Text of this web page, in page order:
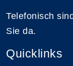
Telefonisch
Sie da.
Quicklinks